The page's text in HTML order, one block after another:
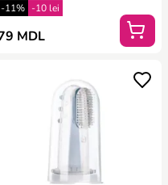
-11% -10 lei
MDL